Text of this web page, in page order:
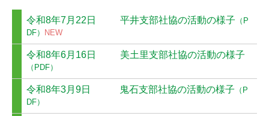
さくらの家
安心カード
令和8年7月22日 平井支部社協の活動の様子 （P
DF）
NEW
令和8年6月16日 美土里支部社協の活動の様子
（PDF）
令和8年3月9日 鬼石支部社協の活動の様子 （P
DF）